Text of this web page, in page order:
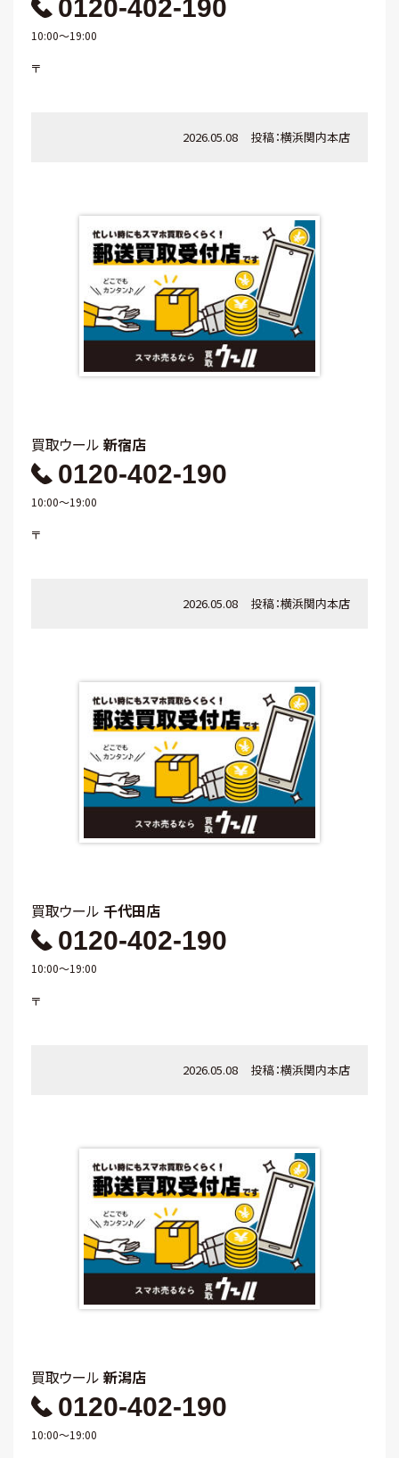
0120-402-190
10:00～19:00
〒
2026.05.08 投稿：横浜関内本店
買取ウール 新宿店
0120-402-190
10:00～19:00
〒
2026.05.08 投稿：横浜関内本店
買取ウール 千代田店
0120-402-190
10:00～19:00
〒
2026.05.08 投稿：横浜関内本店
買取ウール 新潟店
0120-402-190
10:00～19:00